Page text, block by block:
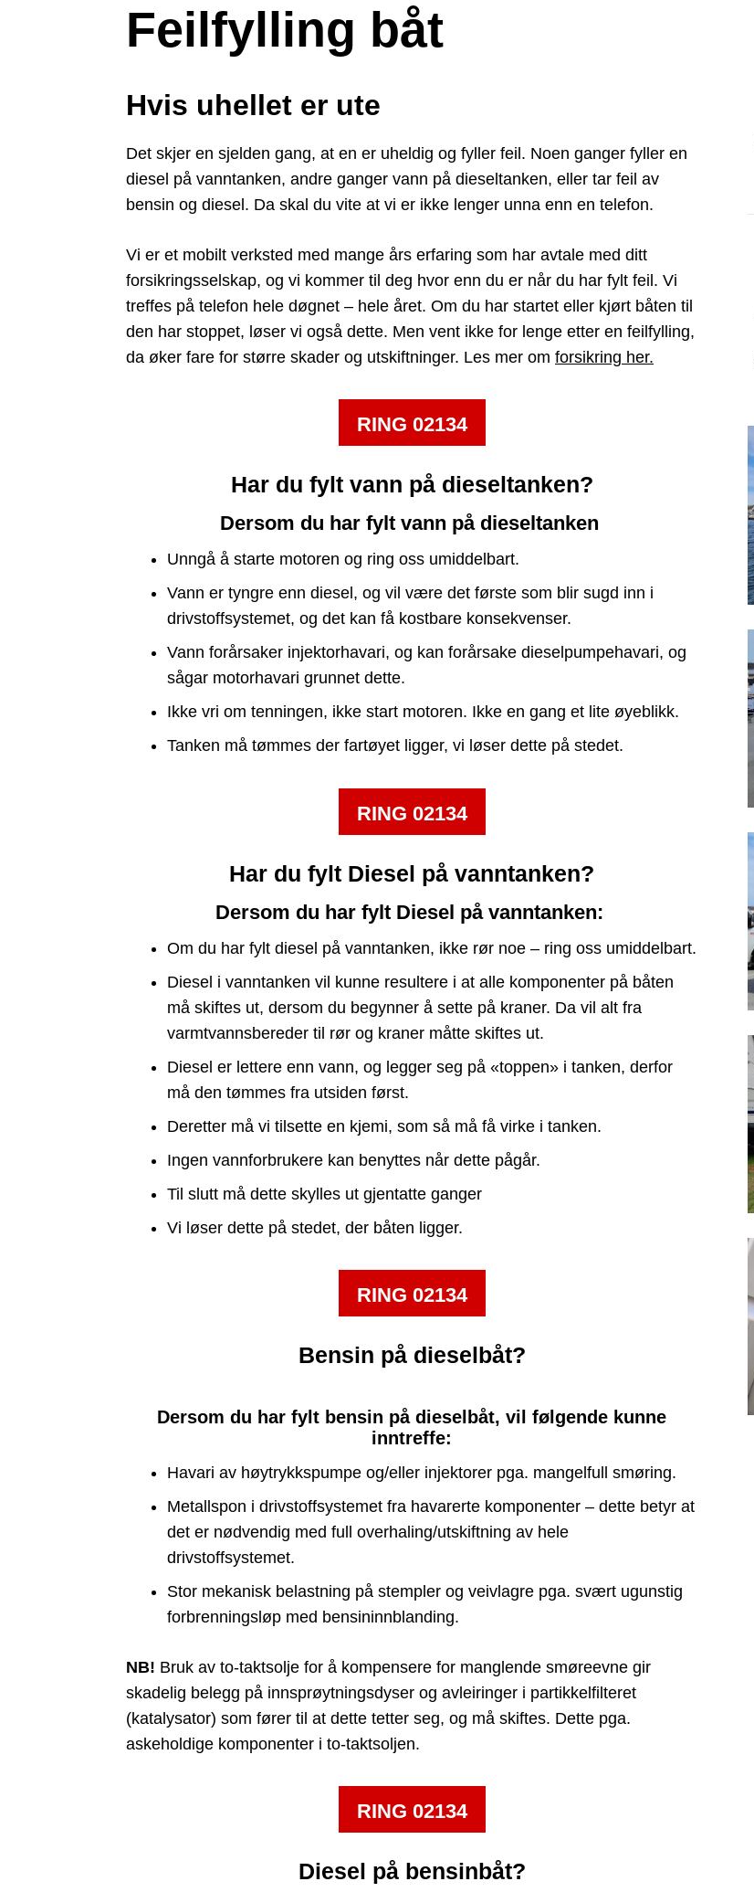
Feilfylling båt
Hvis uhellet er ute
Det skjer en sjelden gang, at en er uheldig og fyller feil. Noen ganger fyller en
diesel på vanntanken, andre ganger vann på dieseltanken, eller tar feil av
bensin og diesel. Da skal du vite at vi er ikke lenger unna enn en telefon.
Vi er et mobilt verksted med mange års erfaring som har avtale med ditt
forsikringsselskap, og vi kommer til deg hvor enn du er når du har fylt feil. Vi
treffes på telefon hele døgnet – hele året. Om du har startet eller kjørt båten til
den har stoppet, løser vi også dette. Men vent ikke for lenge etter en feilfylling,
da øker fare for større skader og utskiftninger. Les mer om forsikring her.
RING 02134
Har du fylt vann på dieseltanken?
Dersom du har fylt vann på dieseltanken
Unngå å starte motoren og ring oss umiddelbart.
Vann er tyngre enn diesel, og vil være det første som blir sugd inn i
drivstoffsystemet, og det kan få kostbare konsekvenser.
Vann forårsaker injektorhavari, og kan forårsake dieselpumpehavari, og
sågar motorhavari grunnet dette.
Ikke vri om tenningen, ikke start motoren. Ikke en gang et lite øyeblikk.
Tanken må tømmes der fartøyet ligger, vi løser dette på stedet.
RING 02134
Har du fylt Diesel på vanntanken?
Dersom du har fylt Diesel på vanntanken:
Om du har fylt diesel på vanntanken, ikke rør noe – ring oss umiddelbart.
Diesel i vanntanken vil kunne resultere i at alle komponenter på båten
må skiftes ut, dersom du begynner å sette på kraner. Da vil alt fra
varmtvannsbereder til rør og kraner måtte skiftes ut.
Diesel er lettere enn vann, og legger seg på «toppen» i tanken, derfor
må den tømmes fra utsiden først.
Deretter må vi tilsette en kjemi, som så må få virke i tanken.
Ingen vannforbrukere kan benyttes når dette pågår.
Til slutt må dette skylles ut gjentatte ganger
Vi løser dette på stedet, der båten ligger.
RING 02134
Bensin på dieselbåt?
Dersom du har fylt bensin på dieselbåt, vil følgende kunne
inntreffe:
Havari av høytrykkspumpe og/eller injektorer pga. mangelfull smøring.
Metallspon i drivstoffsystemet fra havarerte komponenter – dette betyr at
det er nødvendig med full overhaling/utskiftning av hele
drivstoffsystemet.
Stor mekanisk belastning på stempler og veivlagre pga. svært ugunstig
forbrenningsløp med bensininnblanding.
NB! Bruk av to-taktsolje for å kompensere for manglende smøreevne gir
skadelig belegg på innsprøytningsdyser og avleiringer i partikkelfilteret
(katalysator) som fører til at dette tetter seg, og må skiftes. Dette pga.
askeholdige komponenter i to-taktsoljen.
RING 02134
Diesel på bensinbåt?